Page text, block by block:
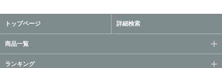
トップページ 詳細検索
商品一覧
ランキング